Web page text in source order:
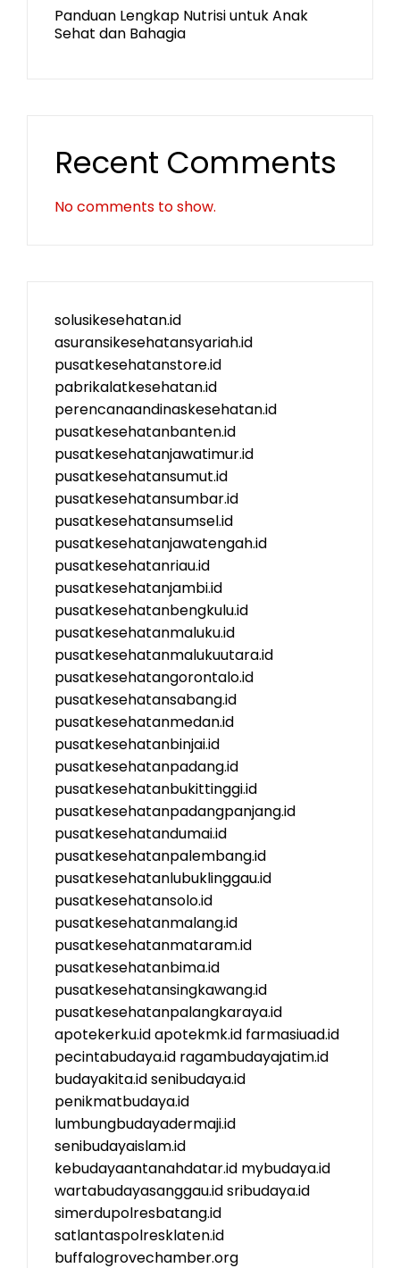
Panduan Lengkap Nutrisi untuk Anak
Sehat dan Bahagia
Recent Comments
No comments to show.
solusikesehatan.id
asuransikesehatansyariah.id
pusatkesehatanstore.id
pabrikalatkesehatan.id
perencanaandinaskesehatan.id
pusatkesehatanbanten.id
pusatkesehatanjawatimur.id
pusatkesehatansumut.id
pusatkesehatansumbar.id
pusatkesehatansumsel.id
pusatkesehatanjawatengah.id
pusatkesehatanriau.id
pusatkesehatanjambi.id
pusatkesehatanbengkulu.id
pusatkesehatanmaluku.id
pusatkesehatanmalukuutara.id
pusatkesehatangorontalo.id
pusatkesehatansabang.id
pusatkesehatanmedan.id
pusatkesehatanbinjai.id
pusatkesehatanpadang.id
pusatkesehatanbukittinggi.id
pusatkesehatanpadangpanjang.id
pusatkesehatandumai.id
pusatkesehatanpalembang.id
pusatkesehatanlubuklinggau.id
pusatkesehatansolo.id
pusatkesehatanmalang.id
pusatkesehatanmataram.id
pusatkesehatanbima.id
pusatkesehatansingkawang.id
pusatkesehatanpalangkaraya.id
apotekerku.idapotekmk.id farmasiuad.id
pecintabudaya.id ragambudayajatim.id
budayakita.idsenibudaya.id
penikmatbudaya.id
lumbungbudayadermaji.id
senibudayaislam.id
kebudayaantanahdatar.id mybudaya.id
wartabudayasanggau.idsribudaya.id
simerdupolresbatang.id
satlantaspolresklaten.id
buffalogrovechamber.org